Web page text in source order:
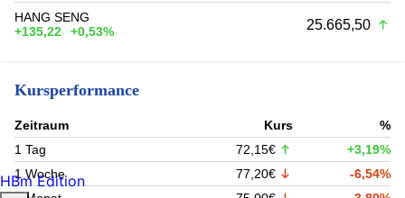
HANG SENG
+135,22
+0,53% 25.665,50
Kursperformance
Zeitraum Kurs
%
1 Tag
72,15€
+3,19%
1 Woche
77,20€
-6,54%
HBm Edition